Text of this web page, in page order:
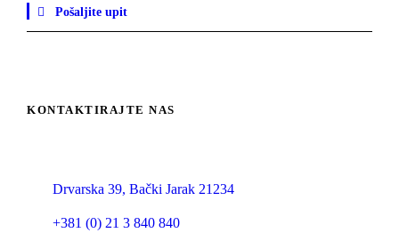
Pošaljite upit
KONTAKTIRAJTE NAS
Drvarska 39, Bački Jarak 21234
+381 (0) 21 3 840 840